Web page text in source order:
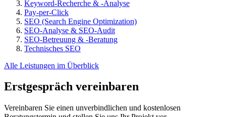
Keyword-Recherche & -Analyse
Pay-per-Click
SEO (Search Engine Optimization)
SEO-Analyse & SEO-Audit
SEO-Betreuung & -Beratung
Technisches SEO
Alle Leistungen im Überblick
Erstgespräch vereinbaren
Vereinbaren Sie einen unverbindlichen und kostenlosen